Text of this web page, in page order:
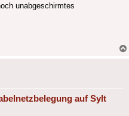
unabgeschirmtes
auf Sylt